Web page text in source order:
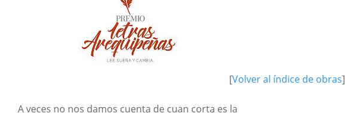
[Volver al índice de obras]
A veces no nos damos cuenta de cuan corta es la